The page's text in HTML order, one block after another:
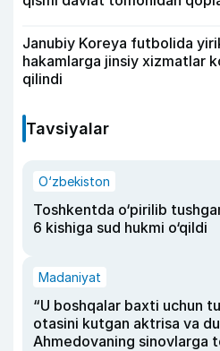
Janubiy Koreya futbolida
hakamlarga jinsiy xizmatlar
qilindi
Tavsiyalar
O‘zbekiston
Toshkentda o‘pirilib
6 kishiga sud hukmi o‘qildi
Madaniyat
“U boshqalar baxti uchun
otasini kutgan aktrisa va
Ahmedovaning sinovlarga